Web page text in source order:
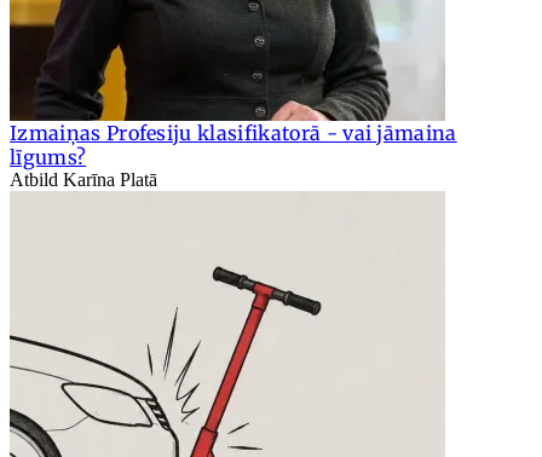
Izmaiņas Profesiju klasifikatorā - vai jāmaina
līgums?
Atbild Karīna Platā